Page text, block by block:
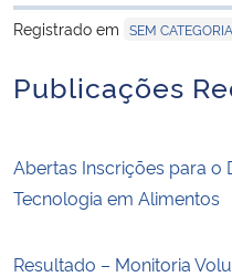
Ministério da Mulher, da Família e
Secretaria-Geral
Gabinete de Segurança Institucional
Advocacia-Geral da União
Registrado em SEM CATEGORIA
Publicações
Abertas Inscrições para o
Tecnologia em Alimentos
Resultado – Monitoria